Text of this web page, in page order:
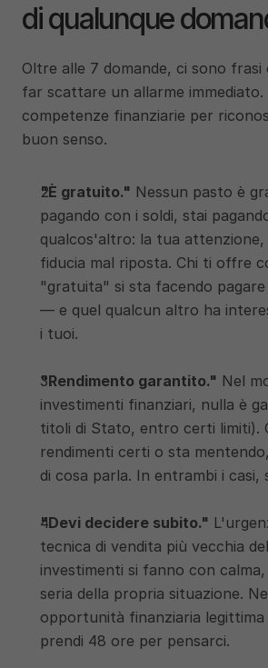
di qualunque
Oltre alle 7 domande, ci sono
far scattare un allarme
competenze finanziarie per
buon senso.
"È gratuito." Nessun pasto è
pagando con i soldi, stai
qualcos'altro: la tua
fiducia mal riposta. Chi ti offre
"gratuita" si sta facendo
— e quel qualcun altro ha
i tuoi.
"Rendimento garantito." Nel
investimenti finanziari, nulla è
titoli di Stato, entro certi limiti).
rendimenti certi o sta
di cosa parla. In entrambi i casi,
"Devi decidere subito."
tecnica di vendita più vecchia
investimenti si fanno con
seria della propria situazione.
opportunità finanziaria legittima
prendi 48 ore per pensarci.